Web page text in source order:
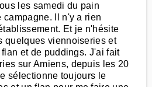
les samedi du pain
Il n'y a rien
Et je n'hésite
quelques viennoiseries et
et de puddings. J'ai fait
sur Amiens, depuis les 20
sélectionne toujours le